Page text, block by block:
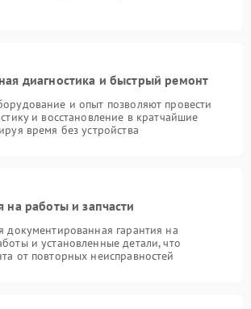
диагностика и быстрый ремонт
и опыт позволяют провести
и восстановление в кратчайшие
время без устройства
на работы и запчасти
документированная гарантия на
и установленные детали, что
от повторных неисправностей